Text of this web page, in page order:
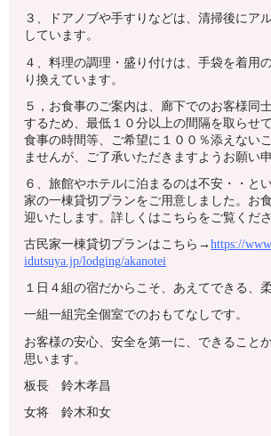
３、ドアノブや手すりなどは、清掃後にア
しています。
４、料理の調理・盛り付けは、手袋を着用
り換えています。
５，お食事のご案内は、廊下でのお客様同
するため、最低１０分以上の間隔を取らせ
食事の時間等、ご希望に１００％添えない
ませんが、ご了承いただきますようお願い
６、旅館やホテルに泊まるのは不安・・と
家の一棟貸切プランをご用意しました。お
迎いたします。詳しくはこちらをご覧くだ
古民家一棟貸切プランはこちら→https://
idutsuya.jp/lodging/akanotei
１日４組の宿だからこそ、あえてできる、
一組一組完全個室でのおもてなしです。
お客様の安心、安全を第一に、できること
思います。
板長 鈴木孝昌
女将 鈴木和女